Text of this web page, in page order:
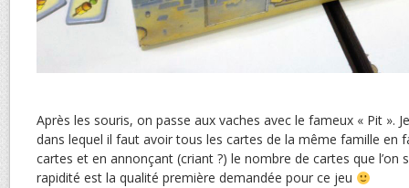
Après les souris, on passe aux vaches avec le fameux « Pit ».
dans lequel il faut avoir tous les cartes de la même famille en
cartes et en annonçant (criant ?) le nombre de cartes que l’on
rapidité est la qualité première demandée pour ce jeu